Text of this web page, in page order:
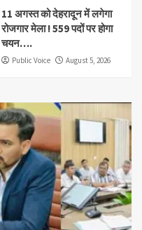
11 अगस्त को देहरादून में लगेगा
रोजगार मेला ! 559 पदों पर होगा
चयन….
Public Voice August 5, 2026